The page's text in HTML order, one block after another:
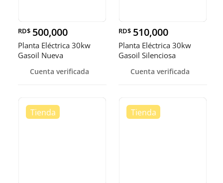
RD$ 500,000
Planta Eléctrica 30kw
Gasoil Nueva
Cuenta verificada
RD$ 510,000
Planta Eléctrica 30kw
Gasoil Silenciosa
Cuenta verificada